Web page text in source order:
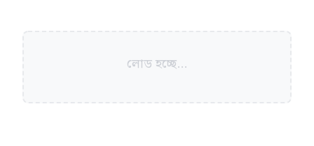
লোড হচ্ছে...